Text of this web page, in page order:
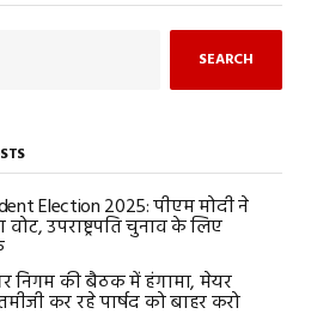
SEARCH
Election 2025: पीएम मोदी ने
उपराष्ट्रपति चुनाव के लिए
निगम की बैठक में हंगामा, मेयर
कर रहे पार्षद को बाहर करो